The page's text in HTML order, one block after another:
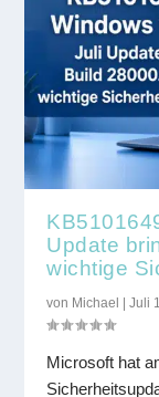
Update
wichtige
von Michael |Juli
Microsoft hat